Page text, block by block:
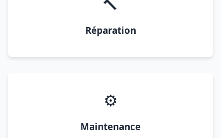
Réparation
⚙️
Maintenance